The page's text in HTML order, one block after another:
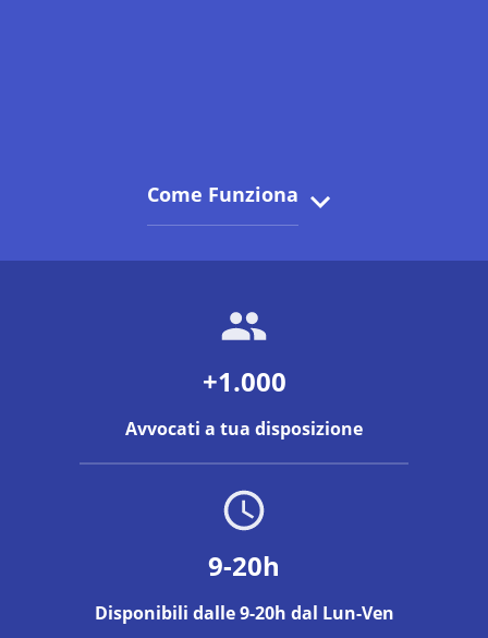
Come Funziona
+1.000
Avvocati a tua disposizione
9-20h
Disponibili dalle 9-20h dal Lun-Ven